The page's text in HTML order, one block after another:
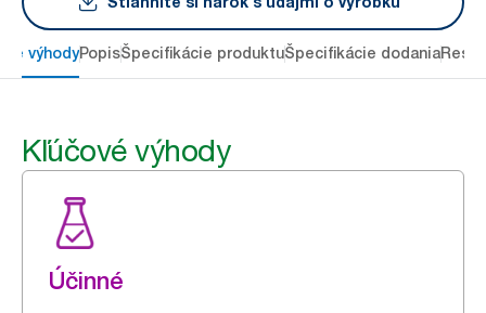
výhodyPopisŠpecifikácie produktuŠpecifikácie dodania
Kľúčové výhody
Účinné